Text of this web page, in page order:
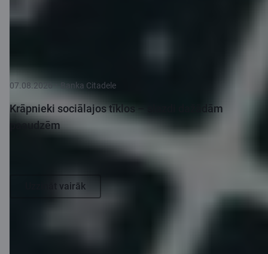
Jaunumi
07.08.2026 Banka Citadele
Krāpnieki sociālajos tīklos – slazdi dažādām
paaudzēm
Uzzināt vairāk